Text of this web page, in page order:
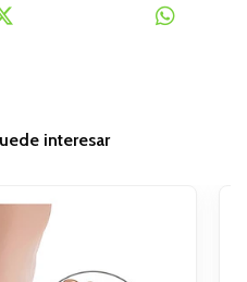
interesar